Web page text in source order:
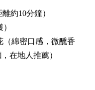
約10分鐘）
（綿密口感，微醺香
在地人推薦）